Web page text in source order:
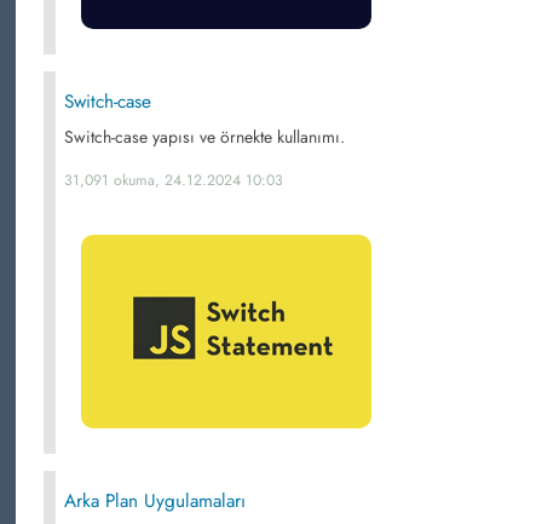
Switch-case
Switch-case yapısı ve örnekte kullanımı.
31,091 okuma, 24.12.2024 10:03
Arka Plan Uygulamaları